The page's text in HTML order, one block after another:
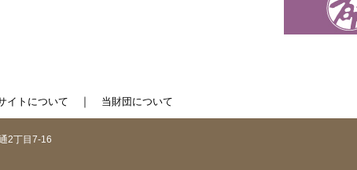
イトについて ｜ 当財団について
2丁目7-16